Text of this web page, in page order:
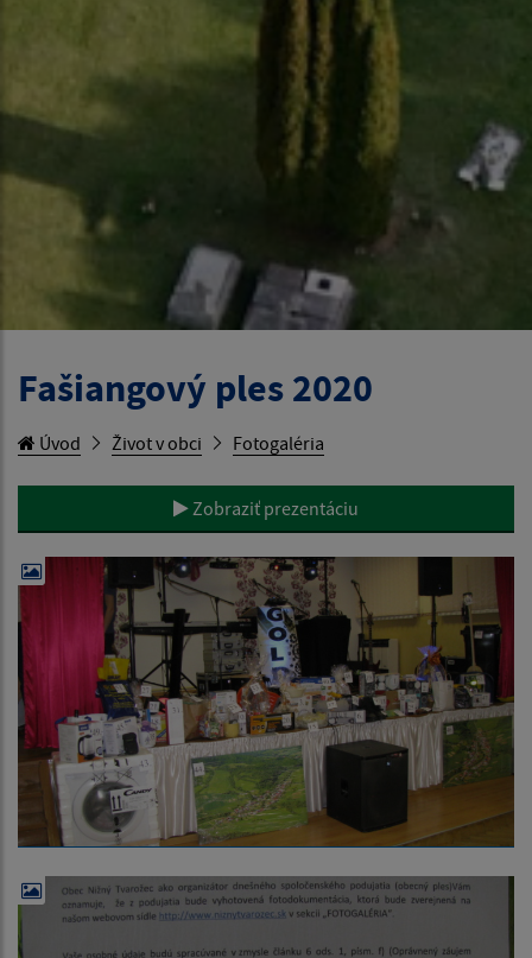
Fašiangový ples 2020
Úvod Život v obci Fotogaléria
Zobraziť prezentáciu